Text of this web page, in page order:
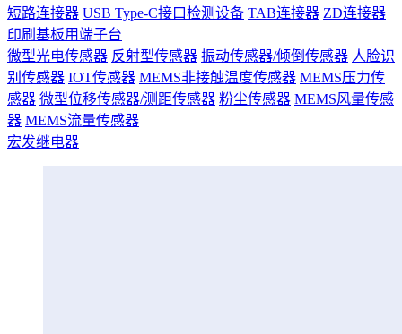
短路连接器 USB Type-C接口检测设备 TAB连接器 ZD连接器
印刷基板用端子台
微型光电传感器 反射型传感器 振动传感器/倾倒传感器 人脸识
别传感器 IOT传感器 MEMS非接触温度传感器 MEMS压力传
感器 微型位移传感器/测距传感器 粉尘传感器 MEMS风量传感
器 MEMS流量传感器
宏发继电器